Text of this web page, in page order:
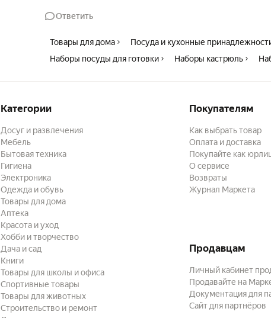
Ответить
Товары для дома Посуда и кухонные
Наборы посуды для готовки
Наборы кастрюль
Категории
Досуг и развлечения
Мебель
Бытовая техника
Гигиена
Электроника
Одежда и обувь
Товары для дома
Аптека
Красота и уход
Хобби и творчество
Дача и сад
Книги
Товары для школы и офиса
Спортивные товары
Товары для животных
Строительство и ремонт
Покупателям
Как выбрать товар
Оплата и доставка
Покупайте как
О сервисе
Возвраты
Журнал Маркета
Продавцам
Личный кабинет
Продавайте на
Документация для
Сайт для партнёров